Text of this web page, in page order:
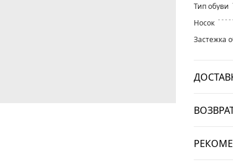
Тип обуви
Носок
Застежка